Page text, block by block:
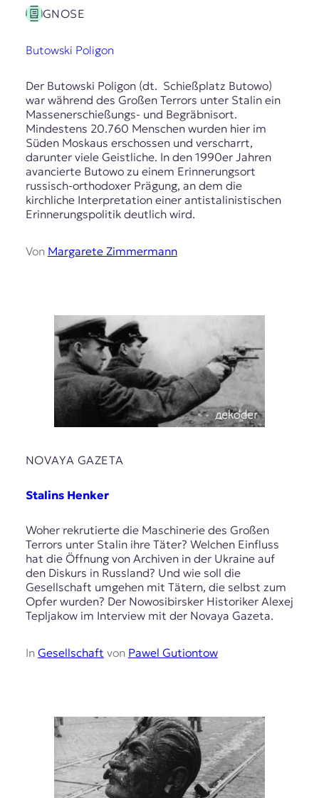
GNOSE
Butowski Poligon
Der Butowski Poligon (dt. Schießplatz Butowo)
war während des Großen Terrors unter Stalin ein
Massenerschießungs- und Begräbnisort.
Mindestens 20.760 Menschen wurden hier im
Süden Moskaus erschossen und verscharrt,
darunter viele Geistliche. In den 1990er Jahren
avancierte Butowo zu einem Erinnerungsort
russisch-orthodoxer Prägung, an dem die
kirchliche Interpretation einer antistalinistischen
Erinnerungspolitik deutlich wird.
Von Margarete Zimmermann
NOVAYA GAZETA
Stalins Henker
Woher rekrutierte die Maschinerie des Großen
Terrors unter Stalin ihre Täter? Welchen Einfluss
hat die Öffnung von Archiven in der Ukraine auf
den Diskurs in Russland? Und wie soll die
Gesellschaft umgehen mit Tätern, die selbst zum
Opfer wurden? Der Nowosibirsker Historiker Alexej
Tepljakow im Interview mit der Novaya Gazeta.
In Gesellschaft von Pawel Gutiontow